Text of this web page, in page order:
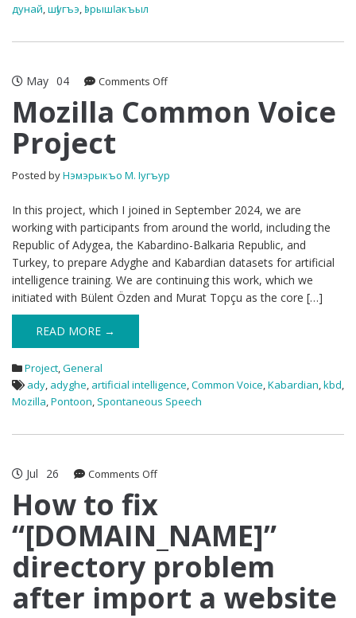
дунай,шӏугъэ, ӏэрышӏ акъыл
May 04 Comments Offon
Common
Mozilla Common Voice
Project
Posted byНэмэрыкъо М. Iугъур
In this project, which I joined in September 2024, we are
working with participants from around the world, including the
Republic of Adygea, the Kabardino-Balkaria Republic, and
Turkey, to prepare Adyghe and Kabardian datasets for artificial
intelligence training. We are continuing this work, which we
initiated with Bülent Özden and Murat Topçu as the core […]
READ MORE →
Project,General
ady, adyghe, artificial intelligence,Common Voice,Kabardian,kbd,
Mozilla,Pontoon, Spontaneous Speech
Jul 26 Comments Offon
“[DOMAIN_NAME]”
problem
after
import
How to fix
“[DOMAIN_NAME]”
directory problem
after import a website